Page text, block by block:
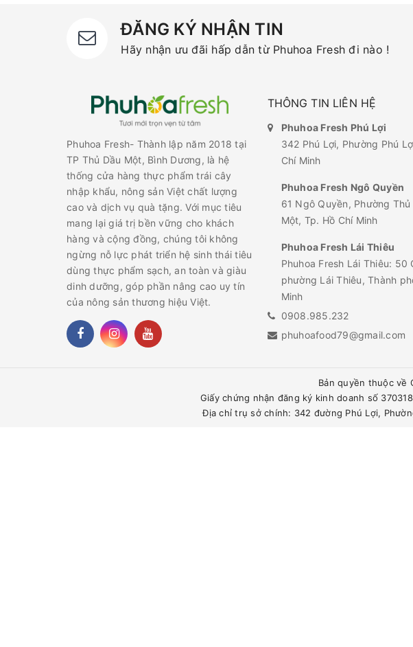
ĐĂNG KÝ NHẬN TIN
Hãy nhận ưu đãi hấp dẫn từ Phuhoa Fresh đi nào !
Phuhoa Fresh- Thành lập năm 2018 tại
TP Thủ Dầu Một, Bình Dương, là hệ
thống cửa hàng thực phẩm trái cây
nhập khẩu, nông sản Việt chất lượng
cao và dịch vụ quà tặng. Với mục tiêu
mang lại giá trị bền vững cho khách
hàng và cộng đồng, chúng tôi không
ngừng nỗ lực phát triển hệ sinh thái tiêu
dùng thực phẩm sạch, an toàn và giàu
dinh dưỡng, góp phần nâng cao uy tín
của nông sản thương hiệu Việt.
THÔNG TIN LIÊN HỆ
Phuhoa Fresh Phú Lợi
342 Phú Lợi, Phường Phú
Chí Minh
Phuhoa Fresh Ngô Quyền
61 Ngô Quyền, Phường Thủ
Một, Tp. Hồ Chí Minh
Phuhoa Fresh Lái Thiêu
Phuhoa Fresh Lái Thiêu: 50
phường Lái Thiêu, Thành
Minh
0908.985.232
phuhoafood79@gmail.com
Bản quyền thuộc về
Giấy chứng nhận đăng ký kinh doanh số
Địa chỉ trụ sở chính: 342 đường Phú Lợi,